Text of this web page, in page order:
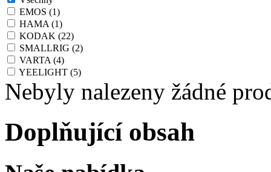
EMOS (1)
HAMA(1)
KODAK (22)
SMALLRIG (2)
VARTA(4)
YEELIGHT (5)
Nebyly nalezeny žádné
Doplňující obsah